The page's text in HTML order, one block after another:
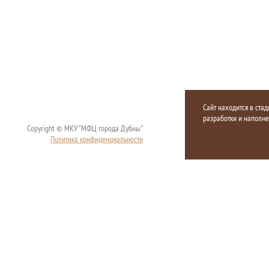
Copyright © МКУ "МФЦ города Дубны"
Политика конфиденциальности
Сайт находится в
разработки и